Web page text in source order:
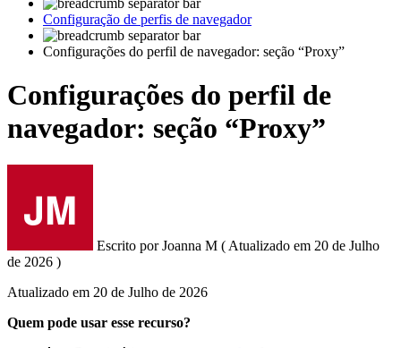
Configuração de perfis de navegador
Configurações do perfil de navegador: seção “Proxy”
Configurações do perfil de
navegador: seção “Proxy”
Escrito por Joanna M ( Atualizado em 20 de Julho
de 2026 )
Atualizado em 20 de Julho de 2026
Quem pode usar esse recurso?